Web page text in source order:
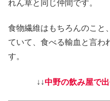
れん草と同じ仲間です。
食物繊維はもちろんのこと
ていて、食べる輸血と言わ
す。
↓↓中野の飲み屋で